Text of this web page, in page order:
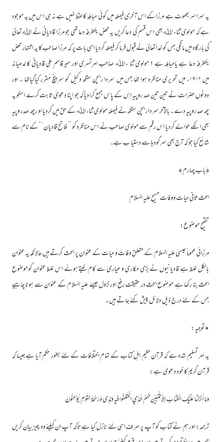
یہ سراسر جھوٹ ہے مرزا کے اس آخری فیصلہ میں کوئی مباہلہ کا لفظ نہیں ہے نہ ہی اس میں یہ موجود
ہے کہ مولوی ثناء اﷲ بھی اس قسم کی دعا کریں یہ محض یکطرفہ دعا تھی جو مرزا قادیانی نے اﷲ تعالیٰ
کی بار گاہ میں مانگی جس کو خدا تعالیٰ نے قبول فرما کر فیصلہ کردیا اسی بات پر کہ مرزا صاحب کا یہ اشتہار محض
یکطرفہ دعا ہے یامباہلہ ہے ؟ مولوی ثنا ء اﷲ صاحب امرتسری اور میرقاسم علی قادیانی کا لدھیانہ
میں ۱۹۱۲ء میں تحریری مناظرہ ہوا تھا جس میں سردا ربچن سنگھ وکیل کو سرپنچ مقرر کیاگیاتھا ۔ اور
دونوں حضرات نے تین تین صد روپیہ اس کے پاس جمع کرادیا کہ جو اپنا دعویٰ ثابت کرے اسکو یہ
چھ صد روپیہ دے ۔ بالآخر سردار بچن سنگھ نے فیصلہ مولوی ثناء اﷲ کے حق میں کردیا او رچھ صدر وپیہ
بھی انکے حوالے کردیا اس رقم سے مولوی صاحب نے اس مناظرہ کو ’’ فاتح قادیان ‘‘ کے نام سے
شائع کیا جو کہ آج بھی سرگودہا سے دستیا ب ہے۔
﴿باب چہارم ﴾
بحث ثانی حیات ووفات مسیح علیہ السلام
تنقیح موضوع:
مرزائی عموماً عیسیٰ علیہ السلام کے متعلق وفات و حیات کے عنوان پر بحث کرتے ہیں حالانکہ یہ عنوان
بالکل غلط ہے قادیانیوں نے بڑی مکاری و عیاری سے کام لیتے ہوئے اس غلط عنوان کوموضوع
بحث بنا رکھا ہے موضوع بحث در حقیقت رفع اور نزول عیسےٰ علیہ السلام کے عنوان سے ہونا چاہیے
جس کے لئے درج ذیل دلائل پیش کئے جاتے ہیں ۔
٭توجیہ :
یہ امر تسلیم شدہ ہے کہ قرآن حکیم اہل کتاب کے تمام اختلافات کے لئے بطور حکم آیا ہے جیسا کہ
قرآن کریم کا خود دعویٰ ہے :
وَمَا أَنزَلْنَا عَلَيْكَ الْكِتَابَ إِلاَّ لِتُبَيِّنَ لَهُمُ الَّذِي اخْتَلَفُوا فِيهِ وَهُدًى وَرَحْمَةً لِقَوْمٍ يُؤْمِنُونَ
ترجمہ: اور ہم نے کتاب کو آپ پر صرف اسی لئے نازل کیا ہے تاکہ آپ ان کیلئے وہ چیز بیان کریں